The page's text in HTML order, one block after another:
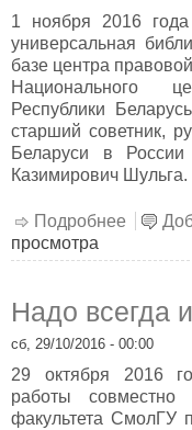
1 ноября 2016
универсальная
базе центра
Национального
Республики
старший советник,
Беларуси в
Казимирович Шульга.
Подробнее о
просмотра
Надо всегда
сб, 29/10/2016 - 00:00
29 октября 2016
работы совместно
факультета СмолГУ